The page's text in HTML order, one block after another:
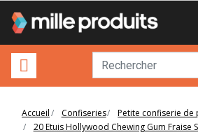
Accueil Confiseries Petite confiserie de
20 Etuis Hollywood Chewing Gum Fraise